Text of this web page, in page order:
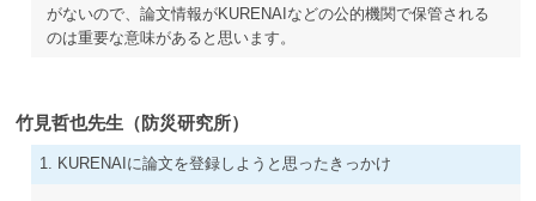
がないので、論文情報がKURENAIなどの公的機関で保管される
のは重要な意味があると思います。
竹見哲也先生（防災研究所）
1. KURENAIに論文を登録しようと思ったきっかけ